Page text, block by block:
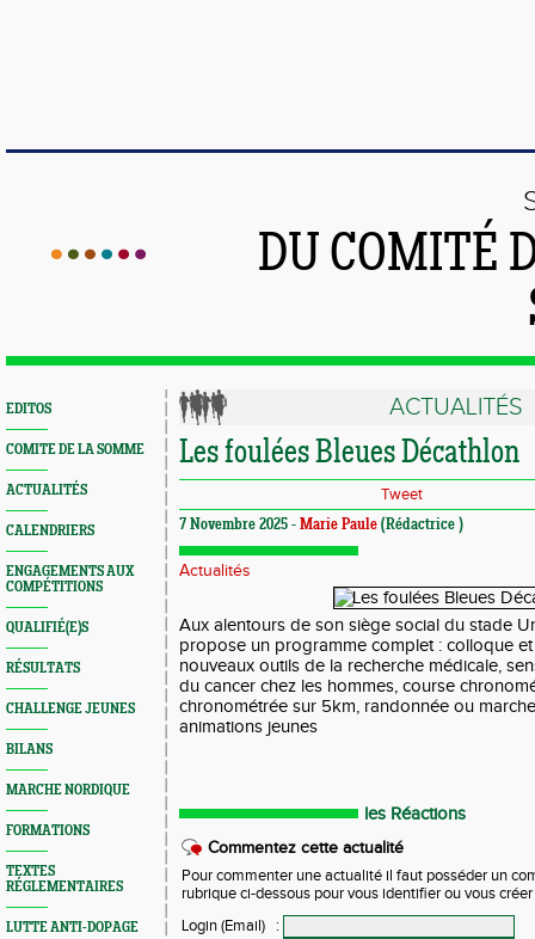
DU COMITÉ
EDITOS
COMITE DE LA SOMME
ACTUALITÉS
CALENDRIERS
ENGAGEMENTS AUX
COMPÉTITIONS
QUALIFIÉ(E)S
RÉSULTATS
CHALLENGE JEUNES
BILANS
MARCHE NORDIQUE
FORMATIONS
TEXTES
RÉGLEMENTAIRES
LUTTE ANTI-DOPAGE
ACTUALITÉS
Les foulées Bleues Décathlon
Tweet
7 Novembre 2025 - Marie Paule (Rédactrice )
Actualités
Aux alentours de son siège social du stade
propose un programme complet : colloque
nouveaux outils de la recherche médicale,
du cancer chez les hommes, course
chronométrée sur 5km, randonnée ou
animations jeunes
les Réactions
Commentez cette actualité
Pour commenter une actualité il faut posséder un
rubrique ci-dessous pour vous identifier ou vous
Login (Email)
: